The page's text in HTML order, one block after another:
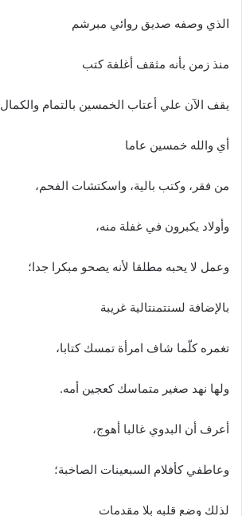
ي
الذي وصفه صديق روائي مبرشم
منذ زمن بأنه مثقف أغلفة كتب
يقف الآن علي أعتاب الخمسين بالتمام والكمال
أي والله خمسين عاما
من فقر، وكتب بالية، واسكتشات الفحم،
وأولاد يكبرون في غفلة منه،
وعمل لا يحبه مطلقا لأنه يصحو مبكرا جدا؛
بالإضافة لسنتمنتالية غريبة
تغمره كلّما شاف امرأة تمسك كتابا،
ولها نهد صغير متماسك كعجين أمه.
أعرف أن البدوي غالبا أهوج،
وعاطفي كأفلام السبعينات الصاخبة؛
لذلك وضع قلبه بلا مقدمات